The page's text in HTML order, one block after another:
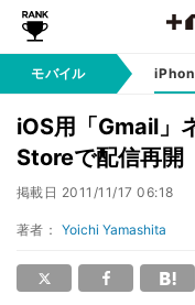
モバイル
iOS用「Gmail」
Storeで配信再開
掲載日 2011/11/17 06:18
著者： Yoichi Yamashita